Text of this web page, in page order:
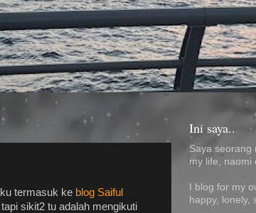
termasuk ke blog Saiful
sikit2 tu adalah mengikuti
Ini saya..
Saya seorang
my life, naomi
I blog for my
happy, lonely,